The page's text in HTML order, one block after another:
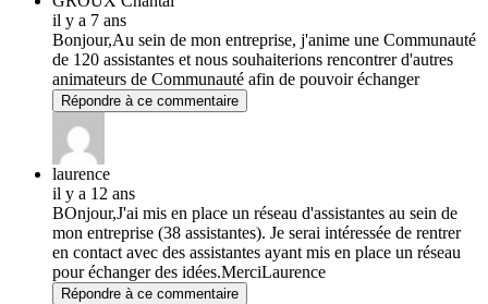
il y a 7 ans
Bonjour,Au sein de mon entreprise, j'anime une Communauté
de 120 assistantes et nous souhaiterions rencontrer d'autres
animateurs de Communauté afin de pouvoir échanger
Répondre à ce commentaire
laurence
il y a 12 ans
BOnjour,J'ai mis en place un réseau d'assistantes au sein de
mon entreprise (38 assistantes). Je serai intéressée de rentrer
en contact avec des assistantes ayant mis en place un réseau
pour échanger des idées.MerciLaurence
Répondre à ce commentaire